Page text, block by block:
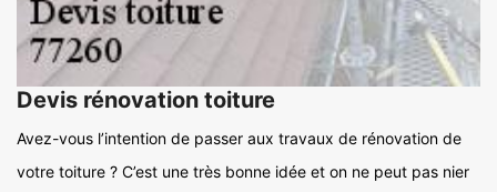
Devis rénovation toiture
Avez-vous l’intention de passer aux travaux de rénovation de
votre toiture ? C’est une très bonne idée et on ne peut pas nier